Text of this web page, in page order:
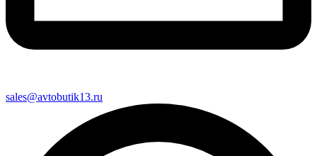
sales@avtobutik13.ru